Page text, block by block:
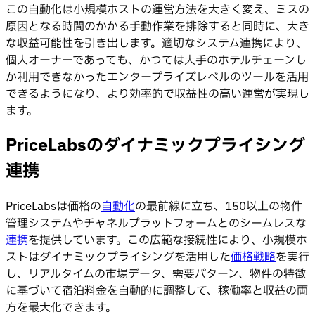
この自動化は小規模ホストの運営方法を大きく変え、ミスの
原因となる時間のかかる手動作業を排除すると同時に、大き
な収益可能性を引き出します。適切なシステム連携により、
個人オーナーであっても、かつては大手のホテルチェーンし
か利用できなかったエンタープライズレベルのツールを活用
できるようになり、より効率的で収益性の高い運営が実現し
ます。
PriceLabsのダイナミックプライシング
連携
PriceLabsは価格の自動化の最前線に立ち、150以上の物件
管理システムやチャネルプラットフォームとのシームレスな
連携を提供しています。この広範な接続性により、小規模ホ
ストはダイナミックプライシングを活用した価格戦略を実行
し、リアルタイムの市場データ、需要パターン、物件の特徴
に基づいて宿泊料金を自動的に調整して、稼働率と収益の両
方を最大化できます。